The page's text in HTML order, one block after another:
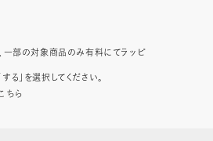
一部の対象商品のみ有料にてラッピ
る」を選択してください。
ちら